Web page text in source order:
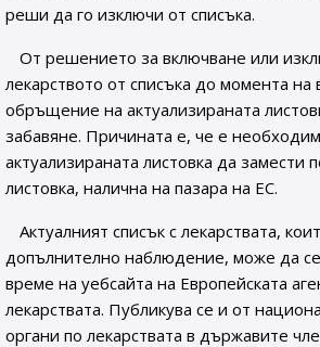
реши да го изключи от списъка.
От решението за включване или
лекарството от списъка до момента на
обръщение на актуализираната
забавяне. Причината е, че е
актуализираната листовка да замести
листовка, налична на пазара на ЕС.
Актуалният списък с лекарствата,
допълнително наблюдение, може да се
време на уебсайта на Европейската
лекарствата. Публикува се и от
органи по лекарствата в държавите